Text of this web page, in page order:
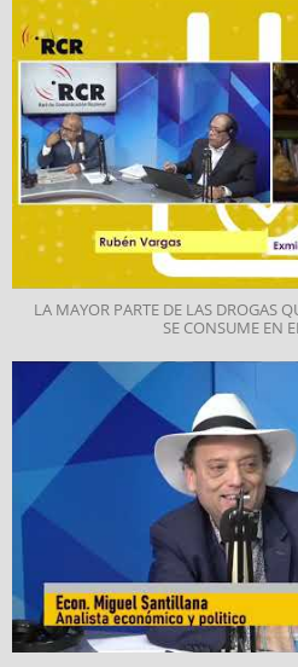
LA MAYOR PARTE DE LAS DROGAS
SE CONSUME EN